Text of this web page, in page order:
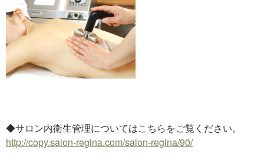
◆サロン内衛生管理についてはこちらをご覧ください。
http://copy.salon-regina.com/salon-regina/90/